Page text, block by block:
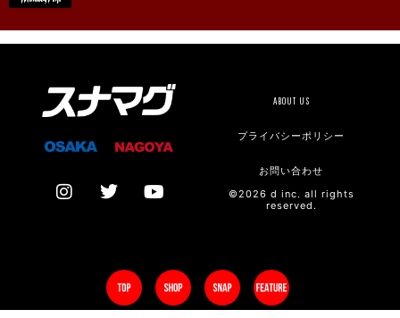
ABOUT US
プライバシーポリシー
お問い合わせ
©2026 d inc. all rights
reserved.